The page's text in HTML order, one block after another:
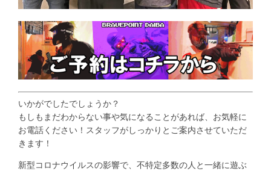
いかがでしたでしょうか？
もしもまだわからない事や気になることがあれば、お気軽に
お電話ください！スタッフがしっかりとご案内させていただ
きます！
新型コロナウイルスの影響で、不特定多数の人と一緒に遊ぶ